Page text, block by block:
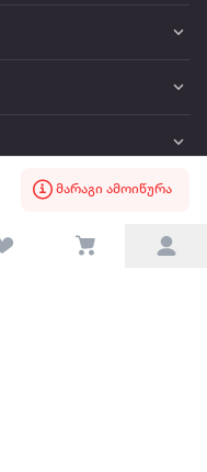
მარაგი ამოიწურა